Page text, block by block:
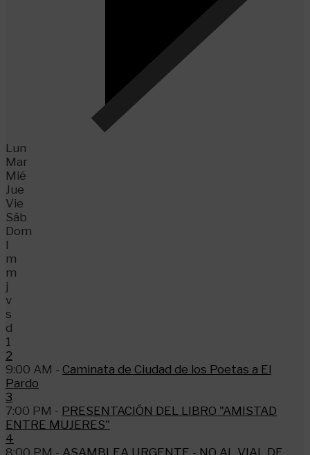
Lun
Mar
Mié
Jue
Vie
Sáb
Dom
l
m
m
j
v
s
d
1
2
9:00 AM - Caminata de Ciudad de los Poetas a El
Pardo
3
7:00 PM - PRESENTACIÓN DEL LIBRO "AMISTAD
ENTRE MUJERES"
4
8:00 PM - ASAMBLEA URGENTE - NO AL VIAL DE